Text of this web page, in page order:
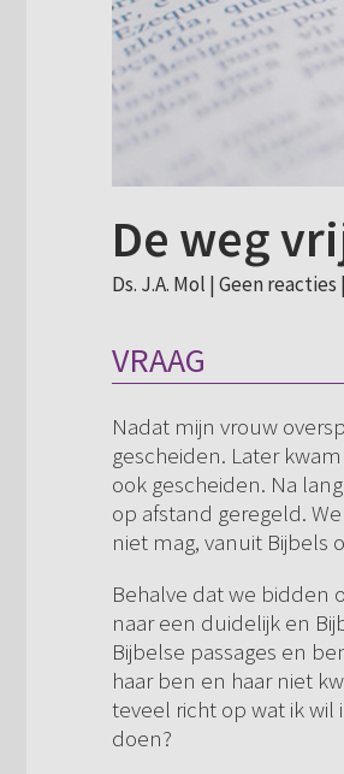
De weg
Ds. J.A. Mol | Geen reacties
VRAAG
Nadat mijn vrouw
gescheiden. Later
ook gescheiden. Na
op afstand geregeld.
niet mag, vanuit Bijbels
Behalve dat we bidden
naar een duidelijk en
Bijbelse passages en
haar ben en haar niet
teveel richt op wat ik wil
doen?